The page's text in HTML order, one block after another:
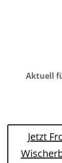
Aktuell
Jetzt